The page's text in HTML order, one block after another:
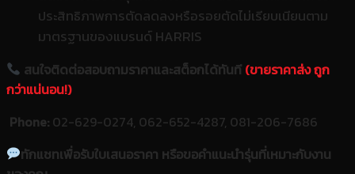
ประสิทธิภาพการตัดลดลงหรือรอยตัดไม่เรียบเนียนตาม
มาตรฐานของแบรนด์ HARRIS
สนใจติดต่อสอบถามราคาและสต็อกได้ทันที (ขายราคาส่ง ถูก
กว่าแน่นอน!)
Phone: 02-629-0274, 062-652-4287, 081-206-7686
ทักแชทเพื่อรับใบเสนอราคา หรือขอคำแนะนำรุ่นที่เหมาะกับงาน